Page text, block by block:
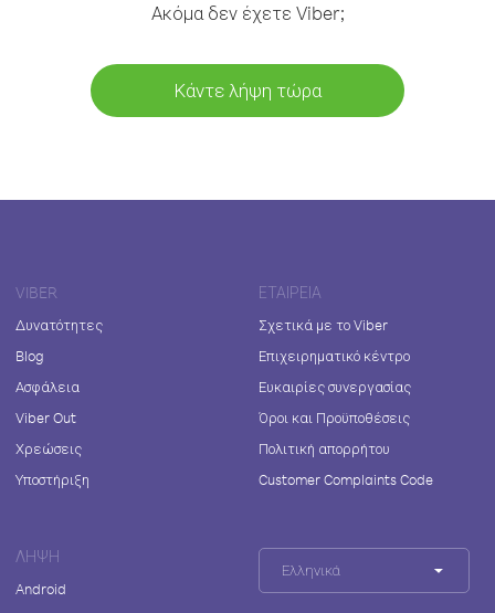
Ακόμα δεν έχετε Viber;
Κάντε λήψη τώρα
VIBER
Δυνατότητες
Blog
Ασφάλεια
Viber Out
Χρεώσεις
Υποστήριξη
ΕΤΑΙΡΕΊΑ
Σχετικά με το Viber
Επιχειρηματικό κέντρο
Ευκαιρίες συνεργασίας
Όροι και Προϋποθέσεις
Πολιτική απορρήτου
Customer Complaints Code
ΛΉΨΗ
Android
Ελληνικά